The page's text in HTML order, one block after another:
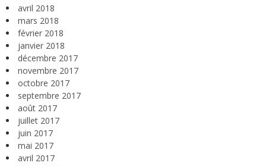
avril 2018
mars 2018
février 2018
janvier 2018
décembre 2017
novembre 2017
octobre 2017
septembre 2017
août 2017
juillet 2017
juin 2017
mai 2017
avril 2017